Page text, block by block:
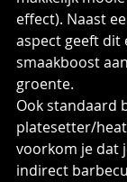
effect). Naast
aspect geeft dit
smaakboost
groente.
Ook standaard
platesetter/
voorkom je dat
indirect